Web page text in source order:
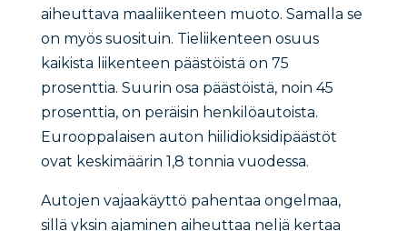
aiheuttava maaliikenteen muoto. Samalla se
on myös suosituin. Tieliikenteen osuus
kaikista liikenteen päästöistä on 75
prosenttia. Suurin osa päästöistä, noin 45
prosenttia, on peräisin henkilöautoista.
Eurooppalaisen auton hiilidioksidipäästöt
ovat keskimäärin 1,8 tonnia vuodessa.
Autojen vajaakäyttö pahentaa ongelmaa,
sillä yksin ajaminen aiheuttaa neljä kertaa